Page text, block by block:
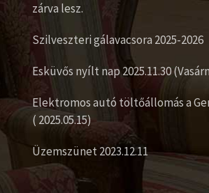
zárva lesz.
Szilveszteri gálavacsora 2025-2026
Esküvős nyílt nap 2025.11.30
Elektromos autó töltőállomás a
( 2025.05.15)
Üzemszünet 2023.12.11